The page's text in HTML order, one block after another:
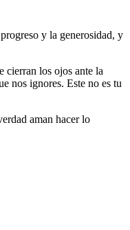
y la generosidad, y
cierran los ojos ante la
nos ignores. Este no es tu
aman hacer lo